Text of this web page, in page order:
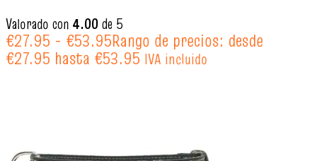
Valorado con 4.00de 5
€27.95 - €53.95Rango de precios: desde
€27.95 hasta €53.95 IVA incluido